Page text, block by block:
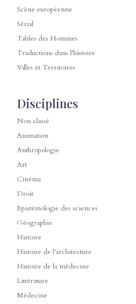
Scène européenne
Sérial
Tables des Hommes
Traductions dans l'histoire
Villes et Territoires
Disciplines
Non classé
Animation
Anthropologie
Art
Cinéma
Droit
Epistémologie des sciences
Géographie
Histoire
Histoire de l'architecture
Histoire de la médecine
Littérature
Médecine